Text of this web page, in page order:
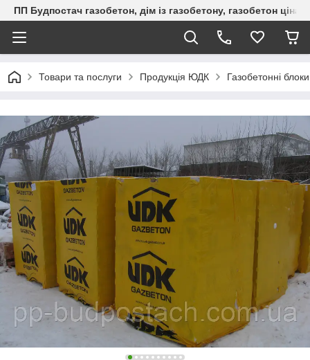
ПП Будпостач газобетон, дім із газобетону, газобетон
Товари та послуги Продукція ЮДК Газобетонні